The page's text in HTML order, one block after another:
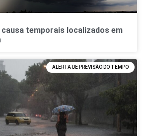
temporais localizados em
ALERTA DE PREVISÃO DO TEMPO